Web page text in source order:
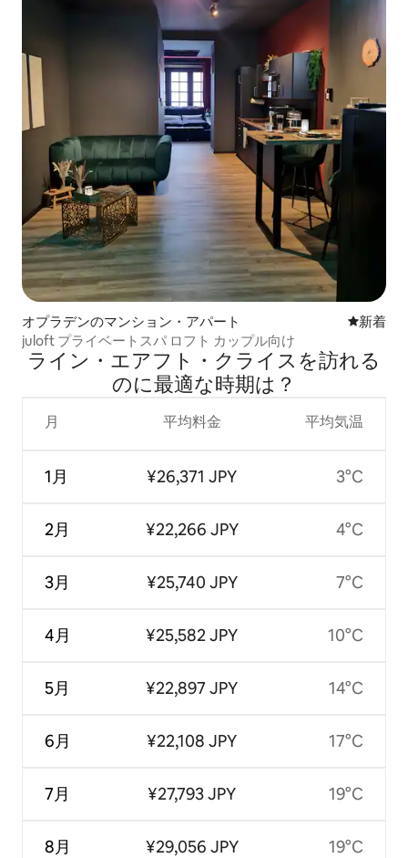
オプラデンのマンション・アパート 新しい宿
新着
juloft プライベートスパ ロフト カップル向け
ライン・エアフト・クライスを訪⁠れ⁠る
の⁠に最⁠適⁠な時⁠期⁠は⁠？
月
1月
2月
3月
4月
5月
6月
7月
8月
平均料金
¥26,371 JPY
¥22,266 JPY
¥25,740 JPY
¥25,582 JPY
¥22,897 JPY
¥22,108 JPY
¥27,793 JPY
¥29,056 JPY
平均気温
3°C
4°C
7°C
10°C
14°C
17°C
19°C
19°C